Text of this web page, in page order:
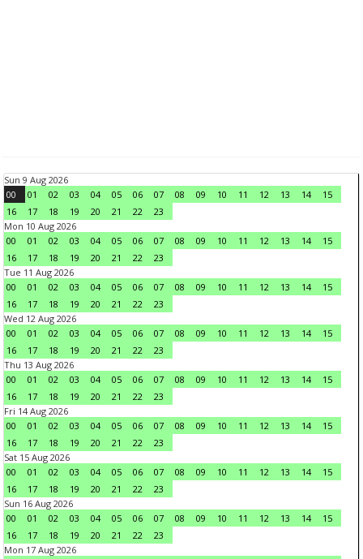
Sun 9 Aug 2026
00
01 02 03 04 05 06 07 08 09 10 11 12 13 14
15
16
17 18 19 20 21 22
23
Mon 10 Aug 2026
00
01 02 03 04 05 06 07 08 09 10 11 12 13 14
15
16
17 18 19 20 21 22
23
Tue 11 Aug 2026
00
01 02 03 04 05 06 07 08 09 10 11 12 13 14
15
16
17 18 19 20 21 22
23
Wed 12 Aug 2026
00
01 02 03 04 05 06 07 08 09 10 11 12 13 14
15
16
17 18 19 20 21 22
23
Thu 13 Aug 2026
00
01 02 03 04 05 06 07 08 09 10 11 12 13 14
15
16
17 18 19 20 21 22
23
Fri 14 Aug 2026
00
01 02 03 04 05 06 07 08 09 10 11 12 13 14
15
16
17 18 19 20 21 22
23
Sat 15 Aug 2026
00
01 02 03 04 05 06 07 08 09 10 11 12 13 14
15
16
17 18 19 20 21 22
23
Sun 16 Aug 2026
00
01 02 03 04 05 06 07 08 09 10 11 12 13 14
15
16
17 18 19 20 21 22
23
Mon 17 Aug 2026